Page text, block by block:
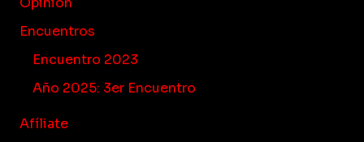
Encuentros
Encuentro 2023
Año 2025: 3er Encuentro
Afíliate